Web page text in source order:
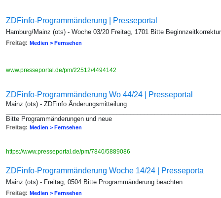
ZDFinfo-Programmänderung | Presseportal
Hamburg/Mainz (ots) - Woche 03/20 Freitag, 1701 Bitte
Freitag: Medien > Fernsehen
www.presseportal.de/pm/22512/4494142
ZDFinfo-Programmänderung Wo 44/24 | Presseportal
Mainz (ots) - ZDFinfo Änderungsmitteilung
Bitte Programmänderungen und neue
Freitag: Medien > Fernsehen
https://www.presseportal.de/pm/7840/5889086
ZDFinfo-Programmänderung Woche 14/24 | Presseporta
Mainz (ots) - Freitag, 0504 Bitte Programmänderung beachten
Freitag: Medien > Fernsehen